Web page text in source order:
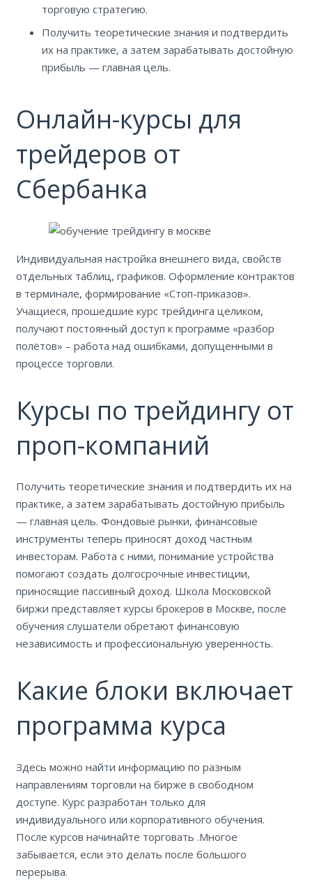
торговую стратегию.
Получить теоретические знания и подтвердить
их на практике, а затем зарабатывать достойную
прибыль — главная цель.
Онлайн-курсы для
трейдеров от
Сбербанка
Индивидуальная настройка внешнего вида, свойств
отдельных таблиц, графиков. Оформление контрактов
в терминале, формирование «Стоп-приказов».
Учащиеся, прошедшие курс трейдинга целиком,
получают постоянный доступ к программе «разбор
полётов» – работа над ошибками, допущенными в
процессе торговли.
Курсы по трейдингу от
проп-компаний
Получить теоретические знания и подтвердить их на
практике, а затем зарабатывать достойную прибыль
— главная цель. Фондовые рынки, финансовые
инструменты теперь приносят доход частным
инвесторам. Работа с ними, понимание устройства
помогают создать долгосрочные инвестиции,
приносящие пассивный доход. Школа Московской
биржи представляет курсы брокеров в Москве, после
обучения слушатели обретают финансовую
независимость и профессиональную уверенность.
Какие блоки включает
программа курса
Здесь можно найти информацию по разным
направлениям торговли на бирже в свободном
доступе. Курс разработан только для
индивидуального или корпоративного обучения.
После курсов начинайте торговать .Многое
забывается, если это делать после большого
перерыва.